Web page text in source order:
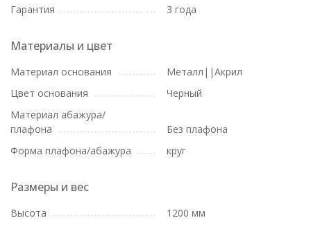
Гарантия
3 года
Материалы и цвет
Материал основания
Металл||Акрил
Цвет основания
Черный
Материал абажура/
плафона
Без плафона
Форма плафона/абажура
круг
Размеры и вес
Высота
1200 мм